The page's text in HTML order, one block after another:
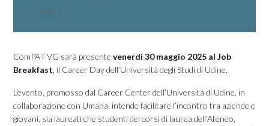
Gratuito
ComPA FVG sarà presentevenerdì 30 maggio 2025 al Job
Breakfast, il Career Day dell’Università degli Studi di Udine.
L’evento, promosso dal Career Center dell’Università di Udine, in
collaborazione con Umana, intende facilitare l’incontro tra aziende e
giovani, sia laureati che studenti dei corsi di laurea dell’Ateneo,